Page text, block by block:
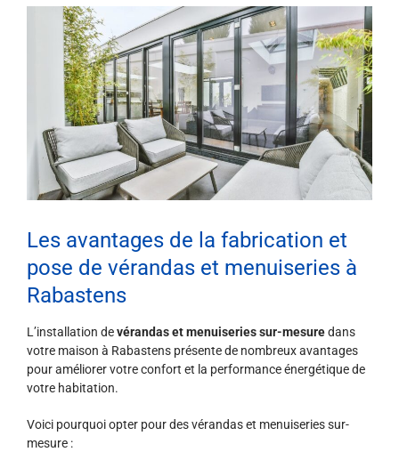
Les avantages de la fabrication et
pose de vérandas et menuiseries à
Rabastens
L’installation devérandas et menuiseries sur-mesuredans
votre maison à Rabastens présente de nombreux avantages
pour améliorer votre confort et la performance énergétique de
votre habitation.
Voici pourquoi opter pour des vérandas et menuiseries sur-
mesure :